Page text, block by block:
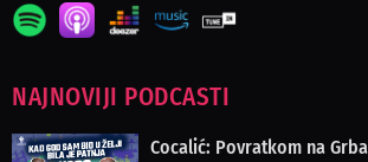
NAJNOVIJI PODCASTI
Cocalić: Povratkom na